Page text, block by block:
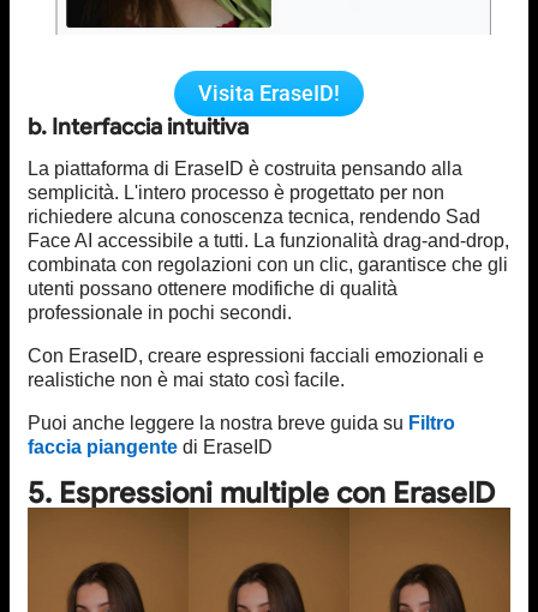
Visita EraseID!
b. Interfaccia intuitiva
La piattaforma di EraseID è costruita pensando alla
semplicità. L'intero processo è progettato per non
richiedere alcuna conoscenza tecnica, rendendo Sad
Face AI accessibile a tutti. La funzionalità drag-and-drop,
combinata con regolazioni con un clic, garantisce che gli
utenti possano ottenere modifiche di qualità
professionale in pochi secondi.
Con EraseID, creare espressioni facciali emozionali e
realistiche non è mai stato così facile.
Puoi anche leggere la nostra breve guida su Filtro
faccia piangente di EraseID
5. Espressioni multiple con EraseID